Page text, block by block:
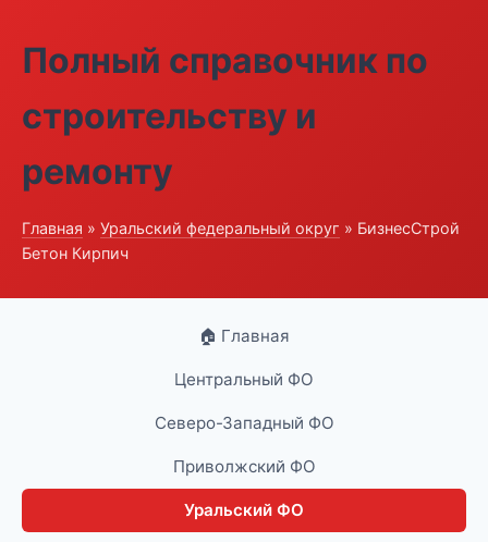
Полный справочник по
строительству и
ремонту
Главная » Уральский федеральный округ » БизнесСтрой
Бетон Кирпич
🏠 Главная
Центральный ФО
Северо-Западный ФО
Приволжский ФО
Уральский ФО